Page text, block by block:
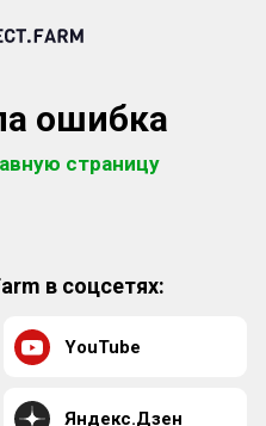
ошибка
страницу
в соцсетях:
YouTube
Яндекс.Дзен